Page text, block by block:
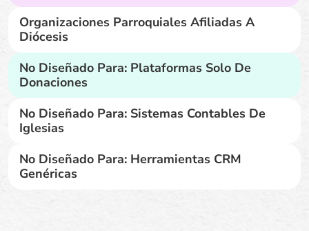
Organizaciones Parroquiales Afiliadas A
Diócesis
No Diseñado Para: Plataformas Solo De
Donaciones
No Diseñado Para: Sistemas Contables De
Iglesias
No Diseñado Para: Herramientas CRM
Genéricas